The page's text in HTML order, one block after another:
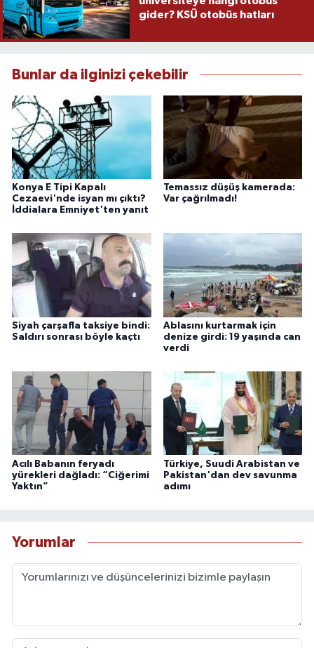
gider? KSÜ otobüs hatları
Bunlar da ilginizi çekebilir
Konya E Tipi Kapalı
Cezaevi'nde isyan mı çıktı?
İddialara Emniyet'ten yanıt
Temassız düşüş kamerada:
Var çağrılmadı!
Siyah çarşafla taksiye bindi:
Saldırı sonrası böyle kaçtı
Ablasını kurtarmak için
denize girdi: 19 yaşında can
verdi
Acılı Babanın feryadı
yürekleri dağladı: “Ciğerimi
Yaktın”
Türkiye, Suudi Arabistan ve
Pakistan'dan dev savunma
adımı
Yorumlar